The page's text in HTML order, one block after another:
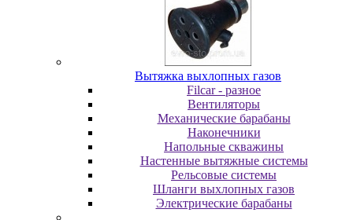
Вытяжка выхлопных газов
Filcar - разное
Вентиляторы
Механические барабаны
Наконечники
Напольные скважины
Настенные вытяжные системы
Рельсовые системы
Шланги выхлопных газов
Электрические барабаны